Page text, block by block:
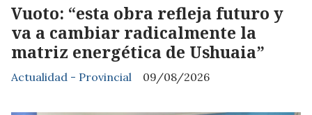
Vuoto: “esta obra refleja futuro y
va a cambiar radicalmente la
matriz energética de Ushuaia”
Actualidad - Provincial 09/08/2026